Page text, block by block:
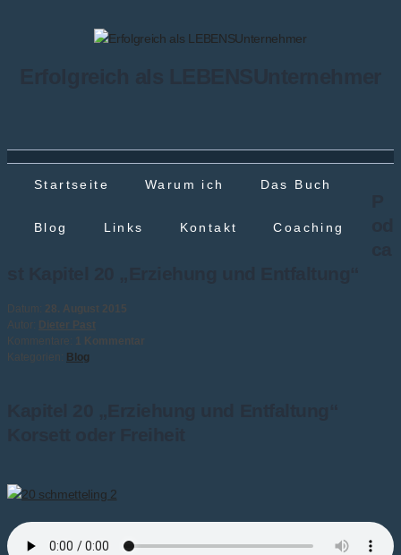
Startseite Warum ich Das Buch
Blog Links Kontakt Coaching
Datum: 28. August 2015
Autor: Dieter Past
Kommentare: 1 Kommentar
Kategorien: Blog